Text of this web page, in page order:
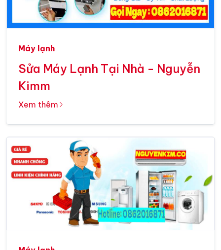
Máy lạnh
Sửa Máy Lạnh Tại Nhà - Nguyễn
Kimm
Xem thêm